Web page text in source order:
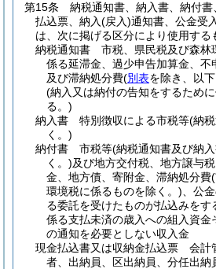
第15条
納税通知書、納入書、納付
払込票、納入(戻入)通知書、公金受
は、次に掲げる区分により使用する
納税通知書 市税、県民税及び森林
係る延滞金、過少申告加算金、不
及び滞納処分費(別表を除き、以
(納入又は納付の告知をするため
る。)
納入書 特別徴収による市税等(納
く。)
納付書 市税等(納税通知書及び納
く。)及び地方交付税、地方譲与
金、地方債、寄附金、滞納処分費
環境税に係るものを除く。) 、公
る委託を受けたものが払込みをす
係る支払未済の歳入への組入資金
の通知を必要としない収入金
現金払込書又は収納金払込票 会計
者、出納員、区出納員、分任出納